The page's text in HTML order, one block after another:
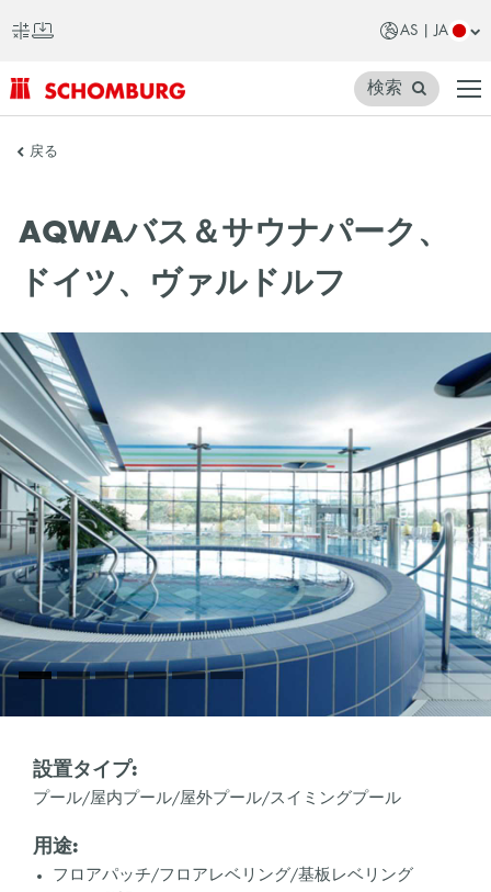
AS | JA
SCHOMBURG
ジ
検索
戻る
AQWAバス＆サウナパーク、
ドイツ、ヴァルドルフ
設置タイプ:
プール/屋内プール/屋外プール/スイミングプール
用途:
フロアパッチ/フロアレベリング/基板レベリング